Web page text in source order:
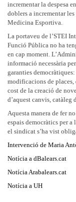
incrementar la despesa
doblers a incrementar
Medicina Esportiva.
La portaveu de l’STEI
Funció Pública no ha
en cap moment.
informació necessària
garanties
modificacions de places,
cost de la creació de
d’aquest canvis,
Aquesta manera de fer
espais democràtics per
el sindicat s’ha vist
Intervenció de Maria
Notícia a dBalears.cat
Notícia Arabalears.cat
Notícia a UH